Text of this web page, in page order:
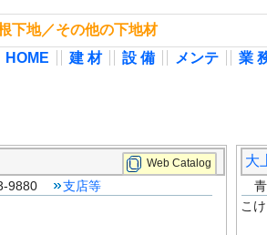
下地／その他の下地材
HOME
建 材 設 備 メンテ 業
Web Catalog
9880
支店等
大
青
こ